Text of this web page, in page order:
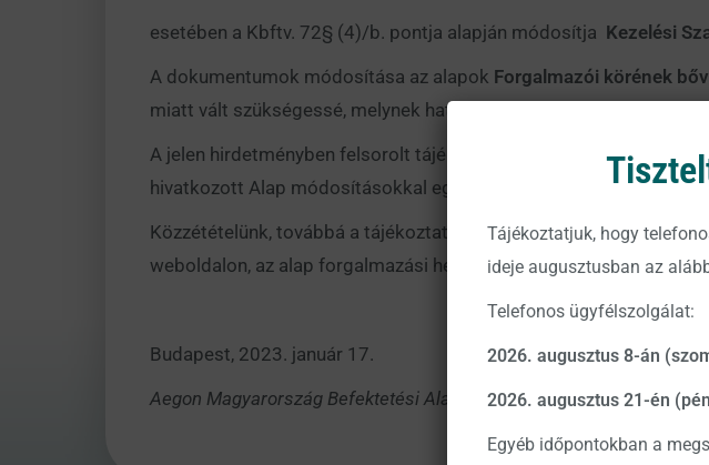
esetében a Kbftv. 72§ (4)/b. pontja alapján módosítja Kezelési
A dokumentumok módosítása az alapok Forgalmazói körének
miatt vált szükségessé, melynek hatályba lépése
A jelen hirdetményben felsorolt tájékoztatás nem teljes körű, így
hivatkozott Alap módosításokkal egységes szerkezetbe foglalt
Közzétételünk, továbbá a tájékoztatók megtekinthetők az
weboldalon, az alap forgalmazási helyein, illetve ahttps://
Budapest, 2023. január 17.
Aegon Magyarország Befektetési Alapkezelő Zrt.
Tájékoztatjuk, hogy
ideje augusztusban az
Telefonos ügyfélszolgálat:
2026. augusztus 8-án
2026. augusztus 21-én
Egyéb időpontokban a